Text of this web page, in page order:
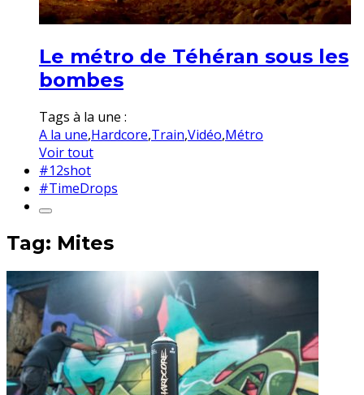
Le métro de Téhéran sous les
bombes
Tags à la une :
A la une,Hardcore,Train,Vidéo,Métro
Voir tout
#12shot
#TimeDrops
Tag: Mites